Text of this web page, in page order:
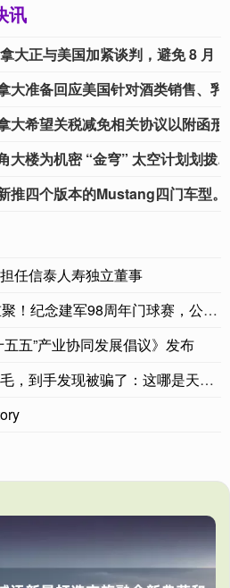
讯
市场消息：五角大楼为机密 “金穹” 太空计
任信泰人寿独立董事
纪念建军98周年门球赛，公安一队全
五”产业协同发展倡议》发布
手发现被骗了：这哪是天使，明明是小